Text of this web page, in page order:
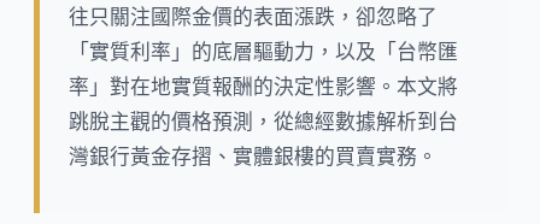
往只關注國際金價的表面漲跌，卻忽略了
「實質利率」的底層驅動力，以及「台幣匯
率」對在地實質報酬的決定性影響。本文將
跳脫主觀的價格預測，從總經數據解析到台
灣銀行黃金存摺、實體銀樓的買賣實務。